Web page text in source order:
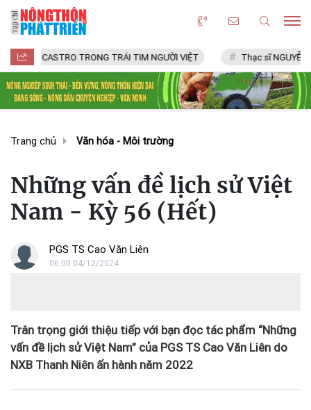
TRONG TRÁI TIM NGƯỜI VIỆT Thạc sĩ NGUYỄN VĂN CHÍ
Trang chủ Văn hóa - Môi trường
Những vấn đề lịch sử Việt
Nam - Kỳ 56 (Hết)
PGS TS Cao Văn Liên
06:00 04/12/2024
Trân trọng giới thiệu tiếp với bạn đọc tác phẩm “Những
vấn đề lịch sử Việt Nam” của PGS TS Cao Văn Liên do
NXB Thanh Niên ấn hành năm 2022